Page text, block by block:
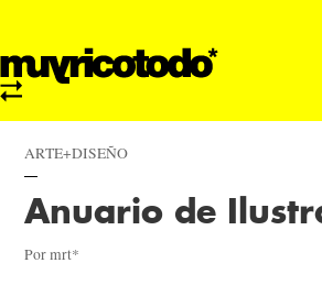
ARTE+DISEÑO
Anuario de
Por mrt*